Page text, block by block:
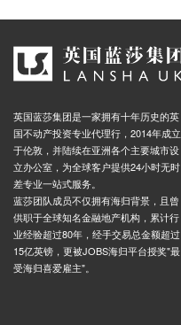
英国蓝莎集团是一家拥有十年历史的英
国不动产投资专业代理行，2014年成立
于伦敦，并陆续在亚洲各个主要城市设
立办公室，为全球客户提供24小时无时
差专业一站式服务。
蓝莎团队成员不仅拥有海归背景，且曾
供职于全球知名金融地产机构，累计行
业经验超过80年，经手交易总金额超过
15亿英镑，更被JOBS海归平台授奖"最
受海归喜爱雇主"。